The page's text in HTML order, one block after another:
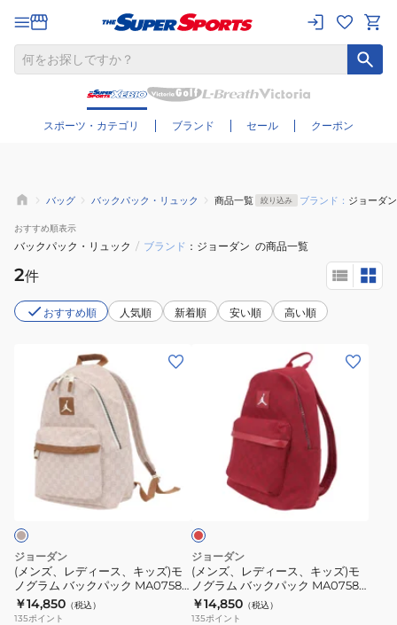
スポーツ・カテゴリ ブランド セール クーポン
さらに絞り込む
バッグ バックパック・リュック 商品一覧 絞り込み ブランド： ジョーダン
おすすめ順表示
バックパック・リュック / ブランド ジョーダン の商品一覧
2件
おすすめ順 人気順 新着順 安い順 高い順
ス、
キ
ッ
ズ)
モ
ノ
ジョーダン
(メンズ、レディース、キッズ)モ
ノグラム バックパック MA0758-
W3Z
￥14,850 （税込）
135ポイント
キ
ッ
ズ)
モ
ノ
レ
ッ
ド
ジョーダン
(メンズ、レディース、キッズ)モ
ノグラム バックパック MA0758-
R78
￥14,850 （税込）
135ポイント